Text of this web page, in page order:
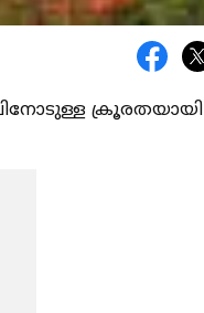
ക്രൂരതയായി